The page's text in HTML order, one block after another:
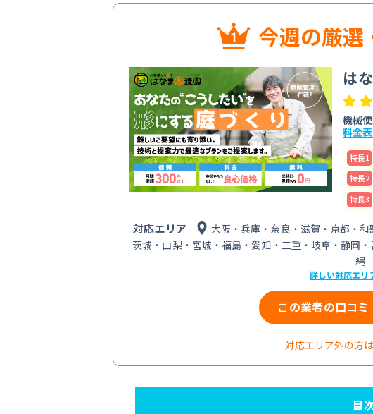
今週の厳選
は
機械
料金
特⻑1
特⻑2
特⻑3
対応エリア
大阪・兵庫・奈良・滋賀・京都・
茨城・山梨・宮城・福島・愛知・三重・岐阜・静岡
縄
詳しい対応エリ
この業者の口コ
対応エリア外の方
目